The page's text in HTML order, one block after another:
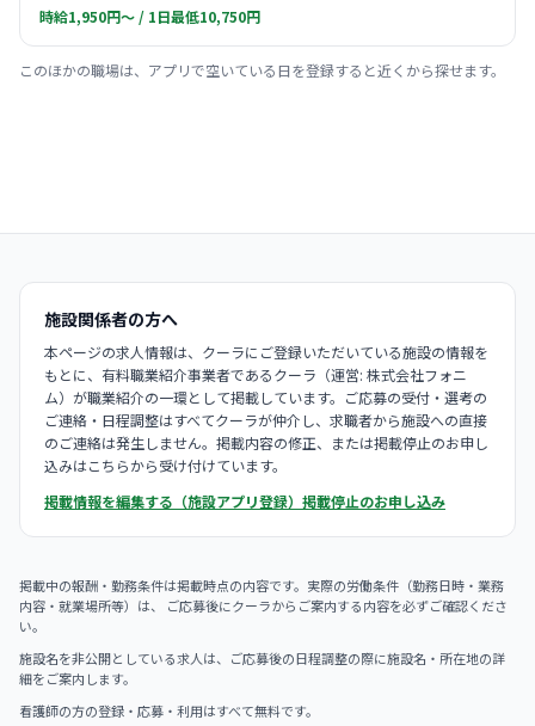
時給1,950円〜 / 1日最低10,750円
このほかの職場は、アプリで空いている日を登録すると近くから探せます。
施設関係者の方へ
本ページの求人情報は、クーラにご登録いただいている施設の情報を
もとに、有料職業紹介事業者であるクーラ（運営: 株式会社フォニ
ム）が職業紹介の一環として掲載しています。ご応募の受付・選考の
ご連絡・日程調整はすべてクーラが仲介し、求職者から施設への直接
のご連絡は発生しません。掲載内容の修正、または掲載停止のお申し
込みはこちらから受け付けています。
掲載情報を編集する（施設アプリ登録） 掲載停止のお申し込み
掲載中の報酬・勤務条件は掲載時点の内容です。実際の労働条件（勤務日時・業務
内容・就業場所等）は、 ご応募後にクーラからご案内する内容を必ずご確認くださ
い。
施設名を非公開としている求人は、ご応募後の日程調整の際に施設名・所在地の詳
細をご案内します。
看護師の方の登録・応募・利用はすべて無料です。